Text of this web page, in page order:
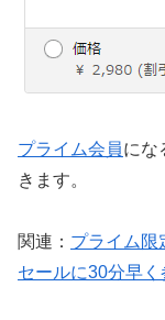
プライム会員にな
きます。
関連： プライム限
セールに30分早